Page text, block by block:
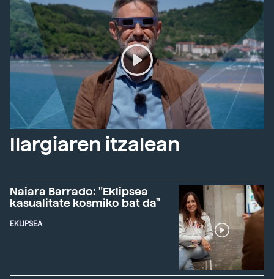
Ilargiaren itzalean
Naiara Barrado: "Eklipsea
kasualitate kosmiko bat da"
EKLIPSEA